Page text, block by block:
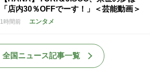
「店内30％OFFでーす！」＜芸能動画＞
1時間前 エンタメ
全国ニュース記事一覧